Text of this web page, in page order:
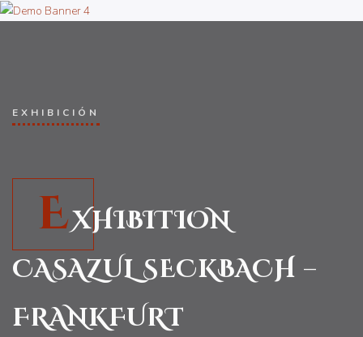
EXHIBICIÓN
EXHIBITION
CASAZUL SECKBACH –
FRANKFURT